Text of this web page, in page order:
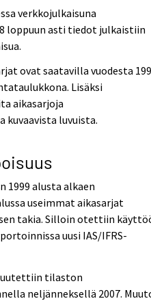
verkkojulkaisuna
loppuun asti tiedot julkaistiin
ovat saatavilla vuodesta
Lisäksi
aikasarjoja
luvuista.
1999 alusta alkaen
useimmat aikasarjat
takia. Silloin otettiin
uusi IAS/IFRS-
tilaston
neljänneksellä 2007.